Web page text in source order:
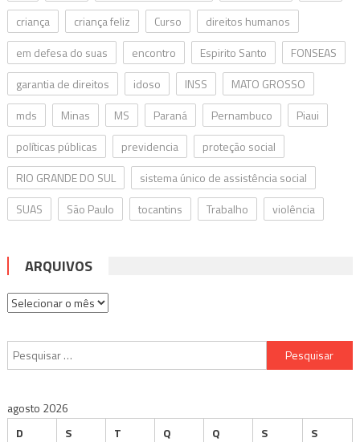
criança
criança feliz Curso
direitos humanos
em defesa do suas
encontro Espirito Santo
FONSEAS
garantia de direitos
idoso INSS
MATO GROSSO
mds
Minas MS Paraná Pernambuco
Piaui
políticas públicas
previdencia
proteção social
RIO GRANDE DO SUL
sistema único de assistência social
SUAS
São Paulo tocantins Trabalho violência
ARQUIVOS
Arquivos
Pesquisar
por:
agosto 2026
D
S T Q Q S S